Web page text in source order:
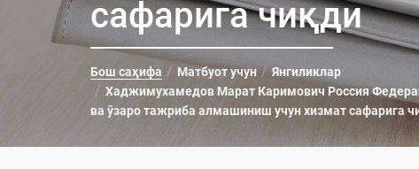
сафарига чиқди
Бош саҳифа Матбуот учун
Янгиликлар
Хаджимухамедов Марат Каримович Россия
ва ўзаро тажриба алмашиниш учун хизмат сафарига